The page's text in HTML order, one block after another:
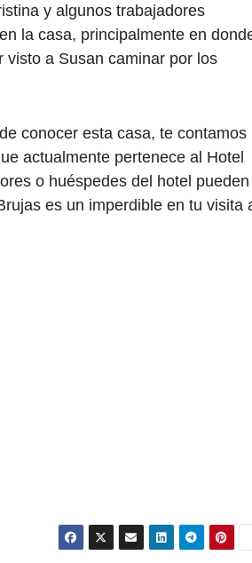
y algunos trabajadores
la casa, principalmente en
visto a Susan caminar por los
conocer esta casa, te contamos
actualmente pertenece al Hotel
o huéspedes del hotel pueden
es un imperdible en tu visita